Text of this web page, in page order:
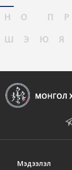
Н
О П Р
Ш
Э Ю Я
Мэдээлэл